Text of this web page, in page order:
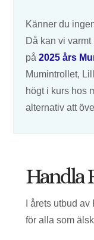
Känner du
Då kan vi
på2025 års
Mumintrollet,
högt i kurs hos
alternativ att
Handla
I årets utbud
för alla som